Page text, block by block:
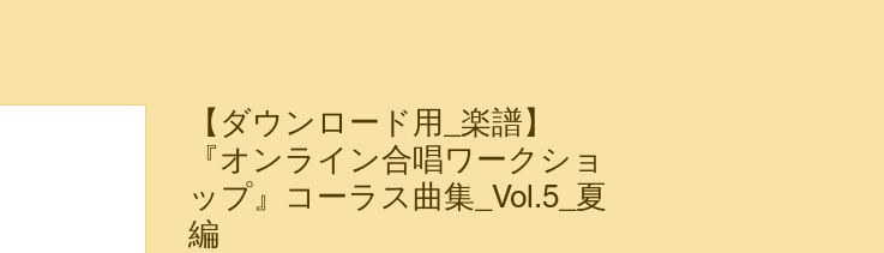
【ダウンロード用_楽譜】
『オンライン合唱ワークショ
ップ』コーラス曲集_Vol.5_夏
編